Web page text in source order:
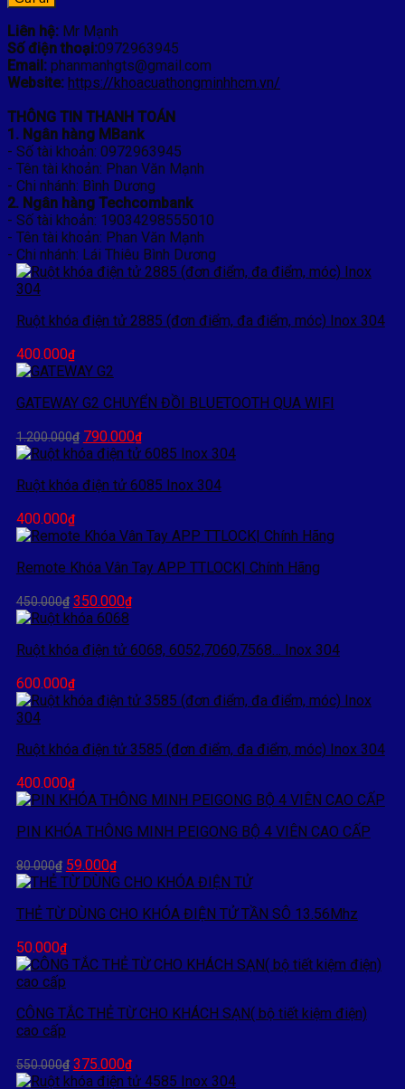
Liên hệ: Mr Mạnh
Số điện thoại:0972963945
Email: phanmanhgts@gmail.com
Website: https://khoacuathongminhhcm.vn/
THÔNG TIN THANH TOÁN
1. Ngân hàng MBank
- Số tài khoản: 0972963945
- Tên tài khoản: Phan Văn Mạnh
- Chi nhánh: Bình Dương
2. Ngân hàng Techcombank
- Số tài khoản: 19034298555010
- Tên tài khoản: Phan Văn Mạnh
- Chi nhánh: Lái Thiêu Bình Dương
Ruột khóa điện tử 2885 (đơn điểm, đa điểm, móc) Inox 304
400.000₫
GATEWAY G2 CHUYỂN ĐỒI BLUETOOTH QUA WIFI
1.200.000₫ Giá
gốc
1.200.000₫.
790.000₫Giá
hiện
là:
Ruột khóa điện tử 6085 Inox 304
400.000₫
Remote Khóa Vân Tay APP TTLOCK| Chính Hãng
450.000₫ Giá
gốc
450.000₫.
350.000₫Giá
là:
Ruột khóa điện tử 6068, 6052,7060,7568… Inox 304
600.000₫
Ruột khóa điện tử 3585 (đơn điểm, đa điểm, móc) Inox 304
400.000₫
PIN KHÓA THÔNG MINH PEIGONG BỘ 4 VIÊN CAO CẤP
80.000₫ Giá
gốc
80.000₫.
59.000₫Giá
hiện
là:
THẺ TỪ DÙNG CHO KHÓA ĐIỆN TỬ TẦN SÔ 13.56Mhz
50.000₫
CÔNG TẮC THẺ TỪ CHO KHÁCH SẠN( bộ tiết kiệm điện)
cao cấp
550.000₫ Giá
gốc
375.000₫Giá
hiện